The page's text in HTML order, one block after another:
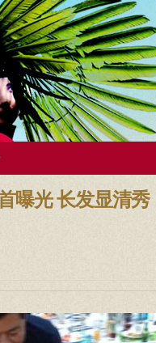
王菲论坛给王菲留言用户中心
曝光 长发显清秀